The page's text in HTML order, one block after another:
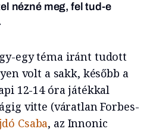
nézné meg, fel tud-e
egy téma iránt tudott
volt a sakk, később a
12-14 óra játékkal
vitte (váratlan Forbes-
Csaba, az Innonic